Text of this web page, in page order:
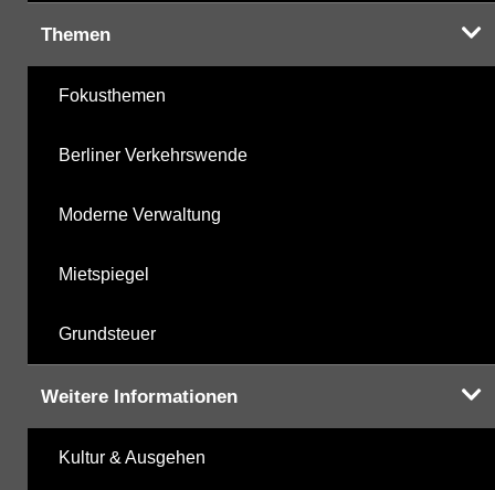
Themen
Fokusthemen
Berliner Verkehrswende
Moderne Verwaltung
Mietspiegel
Grundsteuer
Weitere Informationen
Kultur & Ausgehen